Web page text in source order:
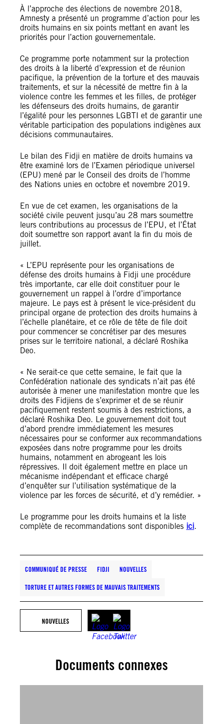
À l’approche des élections de novembre 2018,
Amnesty a présenté un programme d’action pour les
droits humains en six points mettant en avant les
priorités pour l’action gouvernementale.
Ce programme porte notamment sur la protection
des droits à la liberté d’expression et de réunion
pacifique, la prévention de la torture et des mauvais
traitements, et sur la nécessité de mettre fin à la
violence contre les femmes et les filles, de protéger
les défenseurs des droits humains, de garantir
l’égalité pour les personnes LGBTI et de garantir une
véritable participation des populations indigènes aux
décisions communautaires.
Le bilan des Fidji en matière de droits humains va
être examiné lors de l’Examen périodique universel
(EPU) mené par le Conseil des droits de l’homme
des Nations unies en octobre et novembre 2019.
En vue de cet examen, les organisations de la
société civile peuvent jusqu’au 28 mars soumettre
leurs contributions au processus de l’EPU, et l’État
doit soumettre son rapport avant la fin du mois de
juillet.
« L’EPU représente pour les organisations de
défense des droits humains à Fidji une procédure
très importante, car elle doit constituer pour le
gouvernement un rappel à l’ordre d’importance
majeure. Le pays est à présent le vice-président du
principal organe de protection des droits humains à
l’échelle planétaire, et ce rôle de tête de file doit
pour commencer se concrétiser par des mesures
prises sur le territoire national, a déclaré Roshika
Deo.
« Ne serait-ce que cette semaine, le fait que la
Confédération nationale des syndicats n’ait pas été
autorisée à mener une manifestation montre que les
droits des Fidjiens de s’exprimer et de se réunir
pacifiquement restent soumis à des restrictions, a
déclaré Roshika Deo. Le gouvernement doit tout
d’abord prendre immédiatement les mesures
nécessaires pour se conformer aux recommandations
exposées dans notre programme pour les droits
humains, notamment en abrogeant les lois
répressives. Il doit également mettre en place un
mécanisme indépendant et efficace chargé
d’enquêter sur l’utilisation systématique de la
violence par les forces de sécurité, et d’y remédier. »
Le programme pour les droits humains et la liste
complète de recommandations sont disponibles ici.
COMMUNIQUÉ DE PRESSE FIDJI NOUVELLES
TORTURE ET AUTRES FORMES DE MAUVAIS TRAITEMENTS
NOUVELLES
Documents connexes